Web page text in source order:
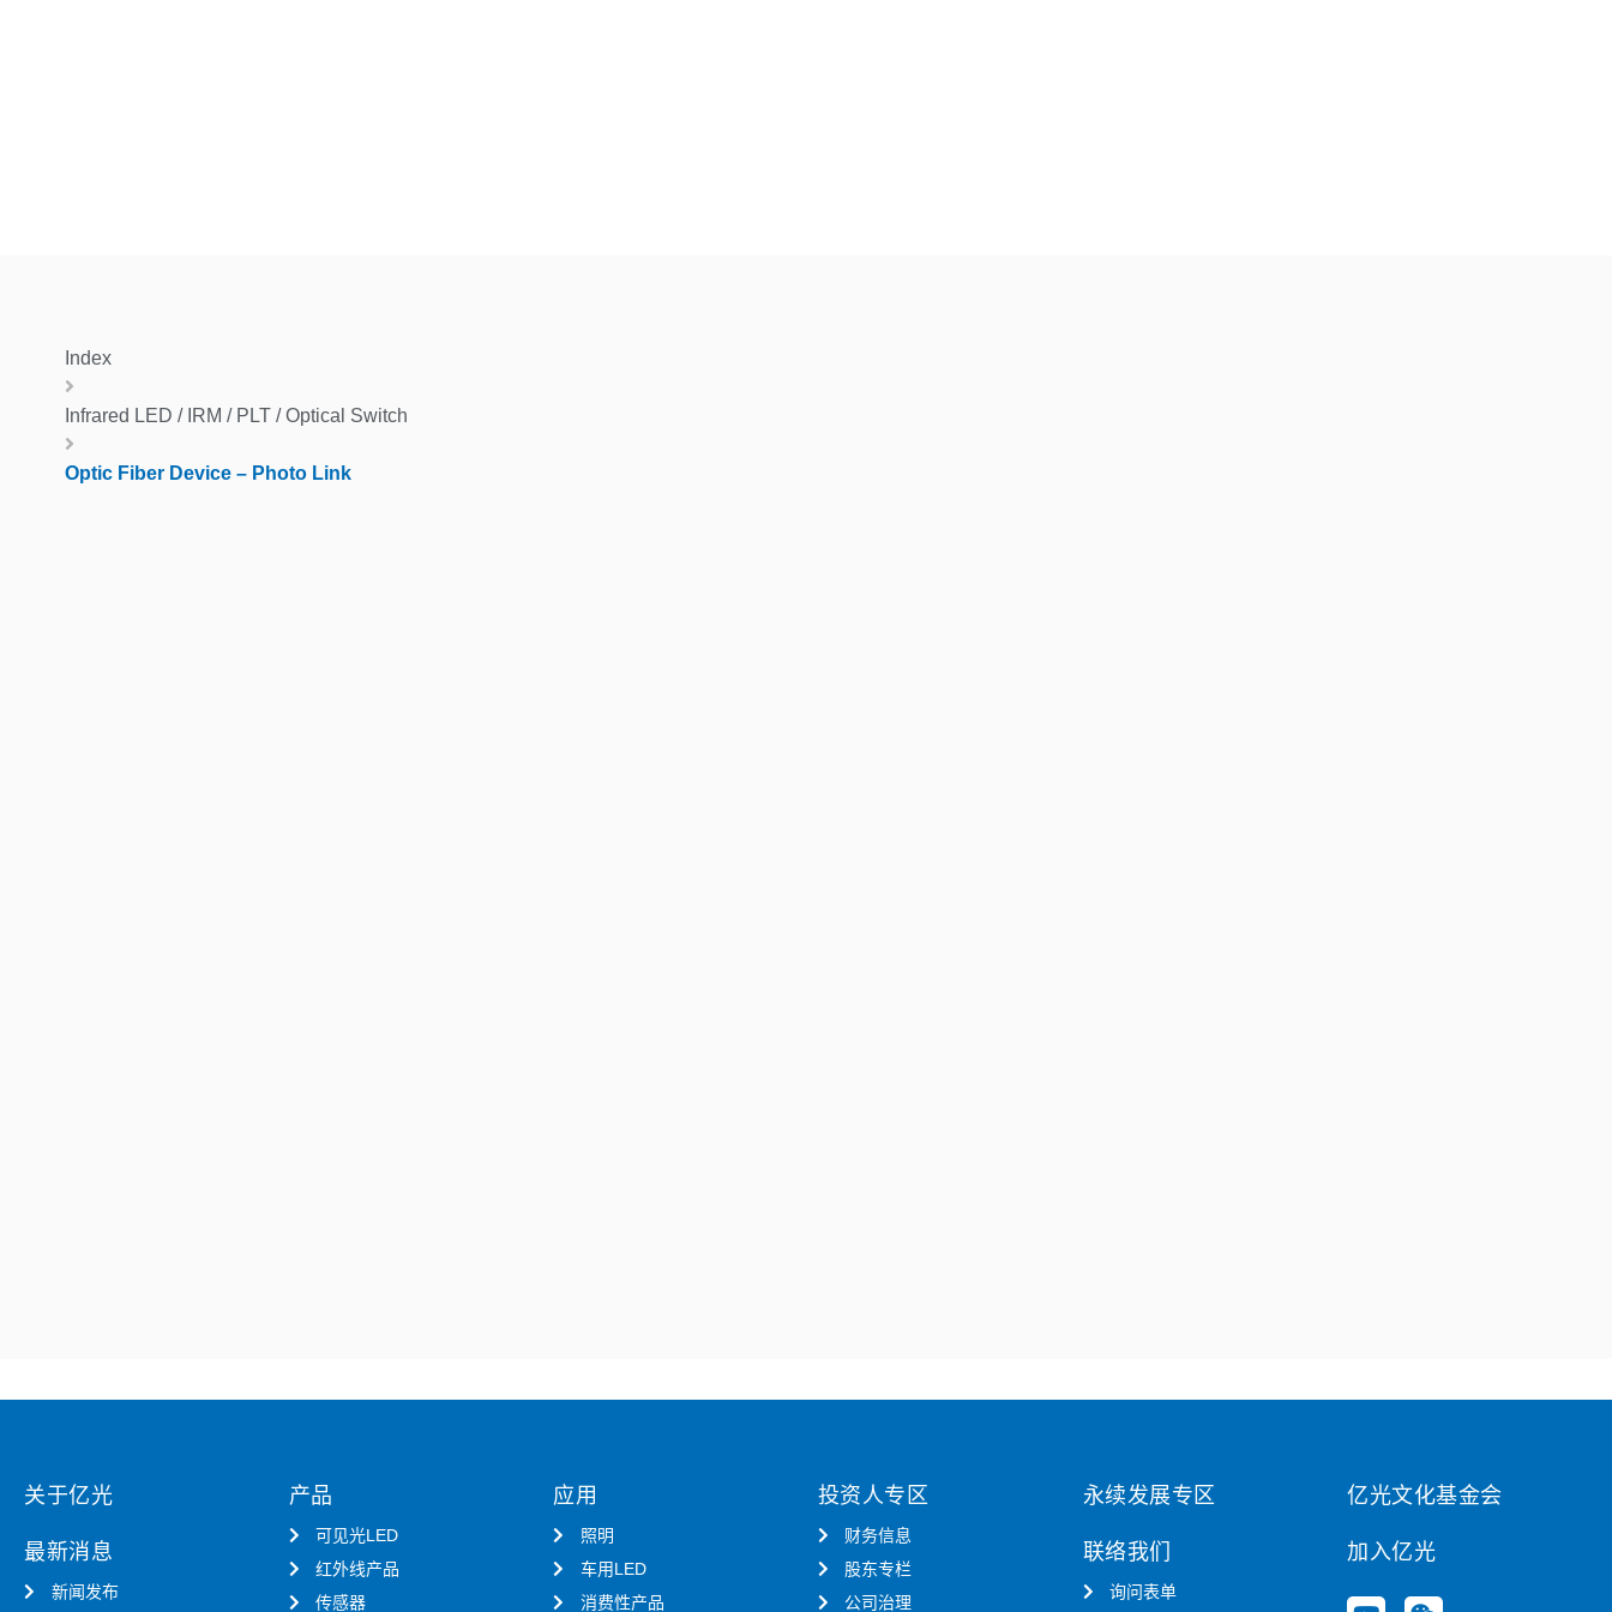
Index
Infrared LED / IRM / PLT / Optical Switch
Optic Fiber Device – Photo Link
关于亿光
最新消息
新闻发布
产品
可见光LED
红外线产品
传感器
应用
照明
车用LED
消费性产品
投资人专区
财务信息
股东专栏
公司治理
永续发展专区
联络我们
询问表单
亿光文化基金会
加入亿光